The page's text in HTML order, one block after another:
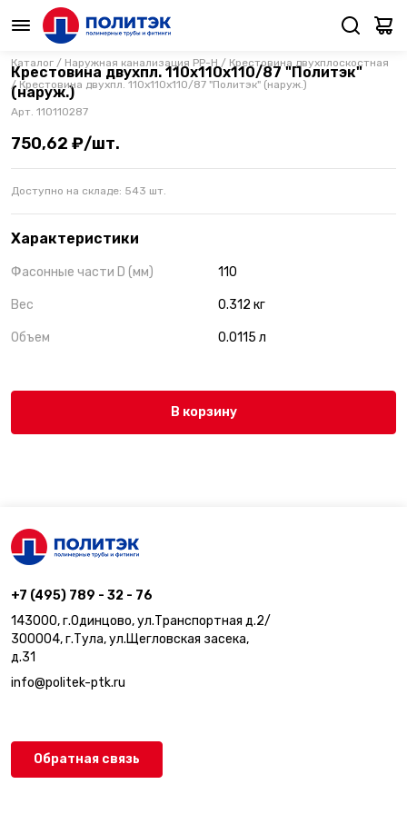
Каталог / Наружная канализация PP-H / Крестовина двухплоскостная
/ Крестовина двухпл. 110х110х110/87 "Политэк" (наруж.)
Крестовина двухпл. 110х110х110/87 "Политэк"
(наруж.)
Арт. 110110287
750,62 ₽/шт.
Доступно на складе: 543 шт.
Характеристики
Фасонные части D (мм) 110
Вес 0.312 кг
Объем 0.0115 л
В корзину
+7 (495) 789 - 32 - 76
143000, г.Одинцово, ул.Транспортная д.2/
300004, г.Тула, ул.Щегловская засека,
д.31
info@politek-ptk.ru
Обратная связь